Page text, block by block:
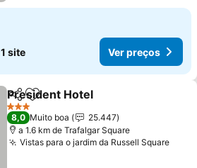
1 site Ver preços
PartilharAdicionar aos favoritos
President Hotel
3 Estrelas
8,0 Muito boa
25.447
a 1.6 km de Trafalgar Square
Vistas para o jardim da Russell SquareVer